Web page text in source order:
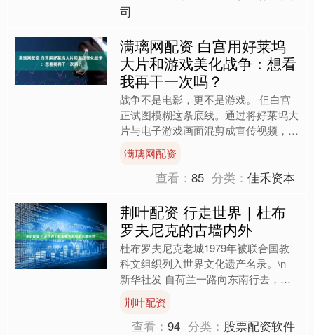
司
满璃网配资 白宫用好莱坞
大片和游戏美化战争：想看
我再干一次吗？
战争不是电影，更不是游戏。 但白宫
正试图模糊这条底线。通过将好莱坞大
片与电子游戏画面混剪成宣传视频，美
以对伊朗的军事打击被包装成了一
场“美式正义”的视觉盛宴。 ....
满璃网配资
查看：85 分类：佳禾资本
荆叶配资 行走世界｜杜布
罗夫尼克的古墙内外
杜布罗夫尼克老城1979年被联合国教
科文组织列入世界文化遗产名录。\n
新华社发 自荷兰一路向东南行去，气
候与景致悄然转变。进入克罗地亚，没
有了西欧的凛冽萧瑟，....
荆叶配资
查看：94 分类： 股票配资软件